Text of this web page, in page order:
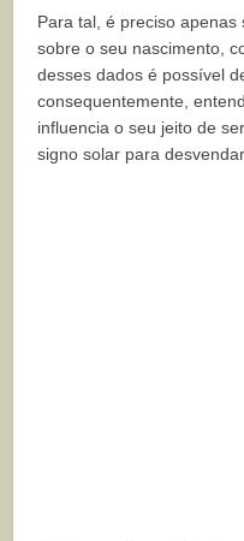
Para tal, é preciso
sobre o seu nascimento,
desses dados é possível
consequentemente,
influencia o seu jeito de
signo solar para